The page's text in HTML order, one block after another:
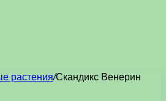
растения/Скандикс Венерин